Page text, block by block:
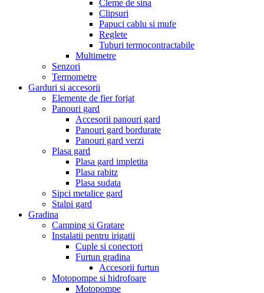
Cleme de sina
Clipsuri
Papuci cablu si mufe
Reglete
Tuburi termocontractabile
Multimetre
Senzori
Termometre
Garduri si accesorii
Elemente de fier forjat
Panouri gard
Accesorii panouri gard
Panouri gard bordurate
Panouri gard verzi
Plasa gard
Plasa gard impletita
Plasa rabitz
Plasa sudata
Sipci metalice gard
Stalpi gard
Gradina
Camping si Gratare
Instalatii pentru irigatii
Cuple si conectori
Furtun gradina
Accesorii furtun
Motopompe si hidrofoare
Motopompe